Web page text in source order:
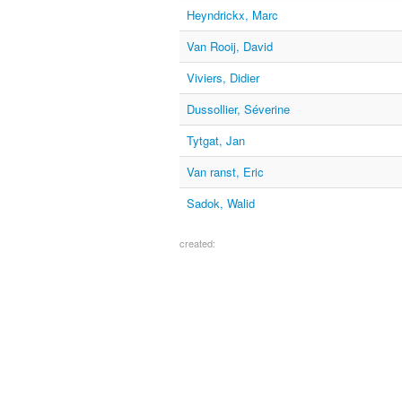
Heyndrickx, Marc
Van Rooij, David
Viviers, Didier
Dussollier, Séverine
Tytgat, Jan
Van ranst, Eric
Sadok, Walid
created: